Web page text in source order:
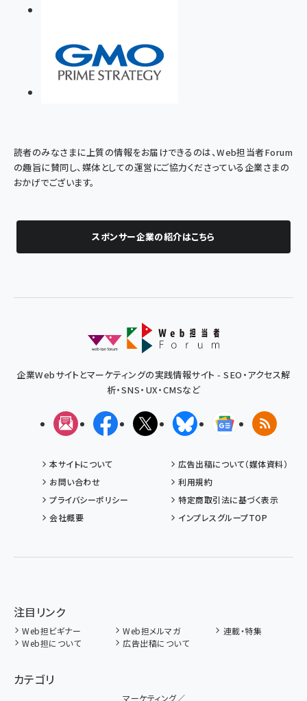
読者のみなさまに上質の情報をお届けできるのは、Web担当者Forum
の趣旨に賛同し、媒体としての運営にご協力くださっている企業さまの
おかげでございます。
スポンサー企業の紹介はこちら
企業Webサイトとマーケティングの実践情報サイト - SEO・アクセス解
析・SNS・UX・CMSなど
メルマガFacebookX(エックス)BlueskyGoogleニュ
RSS
本サイトについて
広告出稿について（媒体資料）
お問い合わせ
利用規約
プライバシーポリシー
特定商取引法に基づく表示
会社概要
インプレスグループTOP
注目リンク
Web担ビギナー Web担メルマガ
連載・特集
Web担について
広告出稿について
カテゴリ
マーケティング／